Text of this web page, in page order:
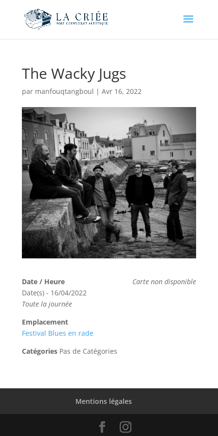
The Wacky Jugs
par manfouqtangboul | Avr 16, 2022
Carte non disponible
Date / Heure
Date(s) - 16/04/2022
Toute la journée
Emplacement
Festival Blues en rade
CatégoriesPas de Catégories
Mentions légales